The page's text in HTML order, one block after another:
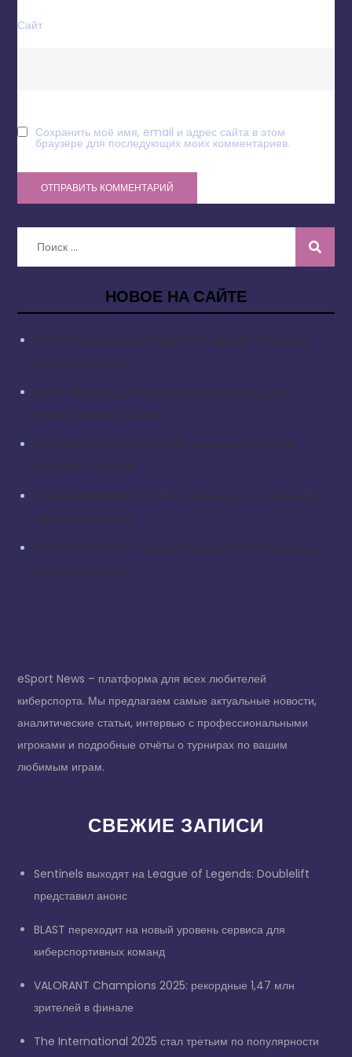
Сайт
Сохранить моё имя, email и адрес сайта в этом
браузере для последующих моих комментариев.
НОВОЕ НА САЙТЕ
Sentinels выходят на League of Legends: Doublelift
представил анонс
BLAST переходит на новый уровень сервиса для
киберспортивных команд
VALORANT Champions 2025: рекордные 1,47 млн
зрителей в финале
The International 2025 стал третьим по популярности
турниром сентября
Worlds 2025: IG и T1 откроют турнир в матче за выход в
групповую стадию
eSport News – платформа для всех любителей
киберспорта. Мы предлагаем самые актуальные новости,
аналитические статьи, интервью с профессиональными
игроками и подробные отчёты о турнирах по вашим
любимым играм.
СВЕЖИЕ ЗАПИСИ
Sentinels выходят на League of Legends: Doublelift
представил анонс
BLAST переходит на новый уровень сервиса для
киберспортивных команд
VALORANT Champions 2025: рекордные 1,47 млн
зрителей в финале
The International 2025 стал третьим по популярности